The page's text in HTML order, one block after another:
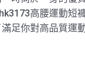
高腰運動
足你對高品質運